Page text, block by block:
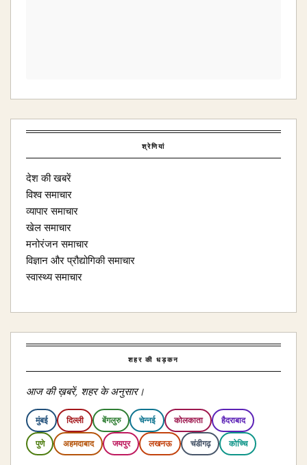
श्रेणियां
देश की खबरें
विश्व समाचार
व्यापार समाचार
खेल समाचार
मनोरंजन समाचार
विज्ञान और प्रौद्योगिकी समाचार
स्वास्थ्य समाचार
शहर की धड़कन
आज की ख़बरें, शहर के अनुसार।
मुंबई दिल्ली बेंगलुरु चेन्नई कोलकाता हैदराबाद
पुणे अहमदाबाद जयपुर लखनऊ चंडीगढ़ कोच्चि